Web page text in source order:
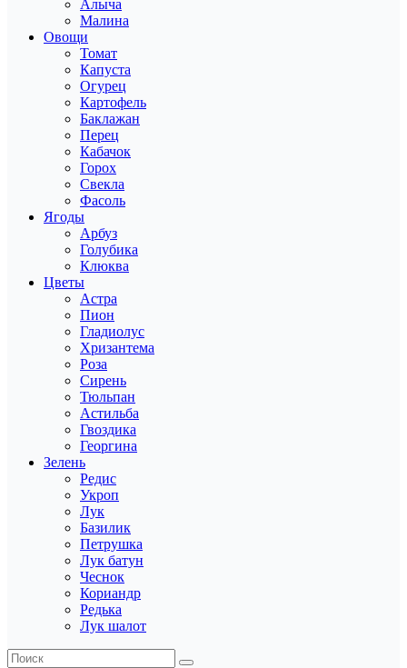
Алыча
Малина
Овощи
Томат
Капуста
Огурец
Картофель
Баклажан
Перец
Кабачок
Горох
Свекла
Фасоль
Ягоды
Арбуз
Голубика
Клюква
Цветы
Астра
Пион
Гладиолус
Хризантема
Роза
Сирень
Тюльпан
Астильба
Гвоздика
Георгина
Зелень
Редис
Укроп
Лук
Базилик
Петрушка
Лук батун
Чеснок
Кориандр
Редька
Лук шалот